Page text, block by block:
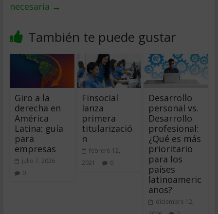
necesaria →
También te puede gustar
Giro a la
derecha en
América
Latina: guía
para
empresas
julio 7, 2026
0
Finsocial
lanza
primera
titularizació
n
febrero 12,
2021
0
Desarrollo
personal vs.
Desarrollo
profesional:
¿Qué es más
prioritario
para los
países
latinoameric
anos?
diciembre 12,